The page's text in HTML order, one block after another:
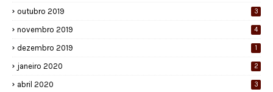
outubro 2019 3
novembro 2019 4
dezembro 2019 1
janeiro 2020 2
abril 2020 3